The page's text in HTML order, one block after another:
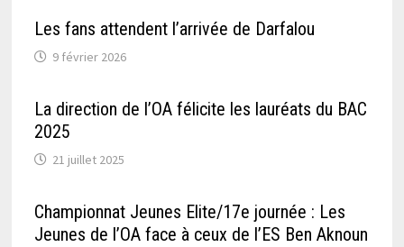
Les fans attendent l’arrivée de Darfalou
9 février 2026
La direction de l’OA félicite les lauréats du BAC
2025
21 juillet 2025
Championnat Jeunes Elite/17e journée : Les
Jeunes de l’OA face à ceux de l’ES Ben Aknoun